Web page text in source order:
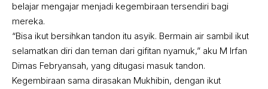
belajar mengajar menjadi kegembiraan tersendiri bagi
mereka.
“Bisa ikut bersihkan tandon itu asyik. Bermain air sambil ikut
selamatkan diri dan teman dari gifitan nyamuk,” aku M Irfan
Dimas Febryansah, yang ditugasi masuk tandon.
Kegembiraan sama dirasakan Mukhibin, dengan ikut